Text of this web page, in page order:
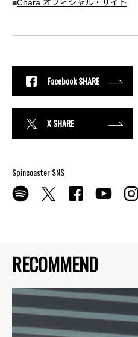
RECOMMEND
■Chara オフィシャル・サイト
Facebook SHARE
X SHARE
Spincoaster SNS